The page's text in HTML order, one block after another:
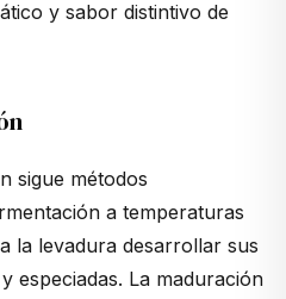
y sabor distintivo de
sigue métodos
a temperaturas
la levadura desarrollar sus
especiadas. La maduración